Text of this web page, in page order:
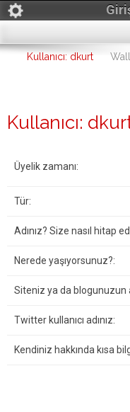
Kullanıcı: dkurt Wall
Kullanıcı:
Üyelik zamanı:
Tür:
Adınız? Size nasıl hitap
Nerede yaşıyorsunuz?:
Siteniz ya da blogunuzun
Twitter kullanıcı adınız:
Kendiniz hakkında kısa